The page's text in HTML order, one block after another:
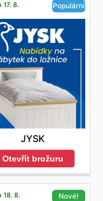
17. 8. Populární
JYSK
Otevřít brožuru
18. 8. Nové!